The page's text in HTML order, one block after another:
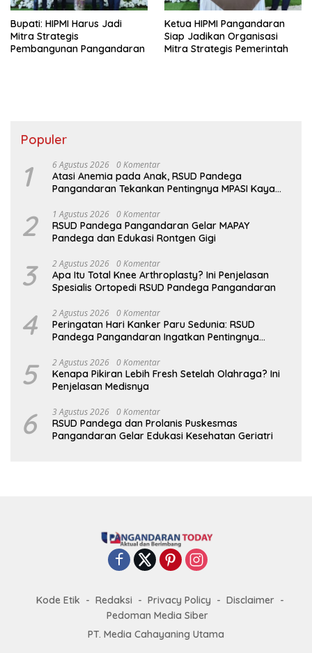
Bupati: HIPMI Harus Jadi
Mitra Strategis
Pembangunan Pangandaran
Ketua HIPMI Pangandaran
Siap Jadikan Organisasi
Mitra Strategis Pemerintah
Populer
1 6 Agustus 2026 0 Komentar
Atasi Anemia pada Anak, RSUD Pandega
Pangandaran Tekankan Pentingnya MPASI Kaya
2 1 Agustus 2026 0 Komentar
RSUD Pandega Pangandaran Gelar MAPAY
Pandega dan Edukasi Rontgen Gigi
3 2 Agustus 2026 0 Komentar
Apa Itu Total Knee Arthroplasty? Ini Penjelasan
Spesialis Ortopedi RSUD Pandega Pangandaran
4 2 Agustus 2026 0 Komentar
Peringatan Hari Kanker Paru Sedunia: RSUD
Pandega Pangandaran Ingatkan Pentingnya
5 2 Agustus 2026 0 Komentar
Kenapa Pikiran Lebih Fresh Setelah Olahraga? Ini
Penjelasan Medisnya
6 3 Agustus 2026 0 Komentar
RSUD Pandega dan Prolanis Puskesmas
Pangandaran Gelar Edukasi Kesehatan Geriatri
Kode Etik Redaksi Privacy Policy
Disclaimer
Pedoman Media Siber
PT. Media Cahayaning Utama